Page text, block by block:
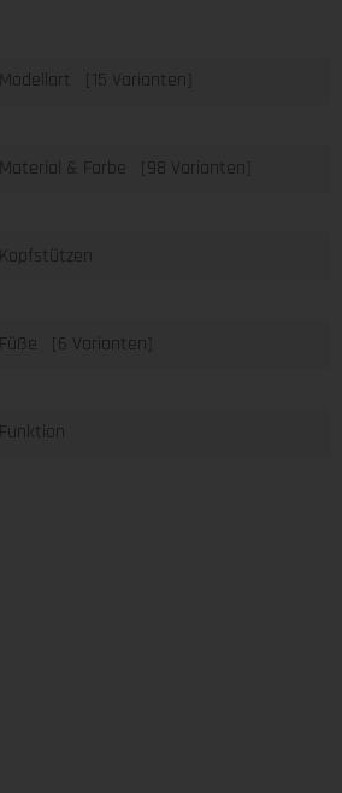
Modellart [15 Varianten]
Material & Farbe [98 Varianten]
Kopfstützen
Füße [6 Varianten]
Funktion